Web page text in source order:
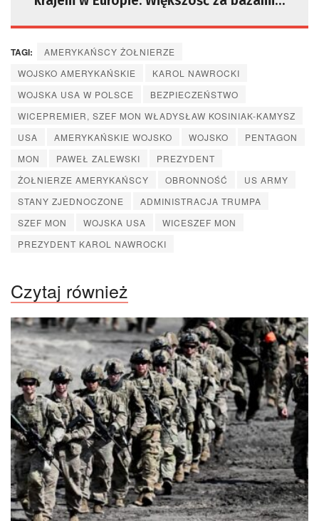
TAGI:
AMERYKAŃSCY ŻOŁNIERZE
WOJSKO AMERYKAŃSKIE
KAROL NAWROCKI
WOJSKA USA W POLSCE
BEZPIECZEŃSTWO
WICEPREMIER, SZEF MON WŁADYSŁAW KOSINIAK-KAMYSZ
USA
AMERYKAŃSKIE WOJSKO WOJSKO
PENTAGON
MON
PAWEŁ ZALEWSKI
PREZYDENT
ŻOŁNIERZE AMERYKAŃSCY
OBRONNOŚĆ
US ARMY
STANY ZJEDNOCZONE
ADMINISTRACJA TRUMPA
SZEF MON
WOJSKA USA
WICESZEF MON
PREZYDENT KAROL NAWROCKI
Czytaj również